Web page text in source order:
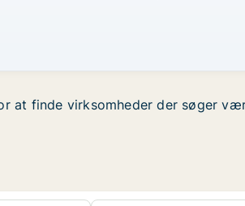
at finde virksomheder der søger